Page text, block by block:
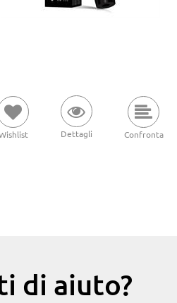
Dettagli Confronta
di aiuto?